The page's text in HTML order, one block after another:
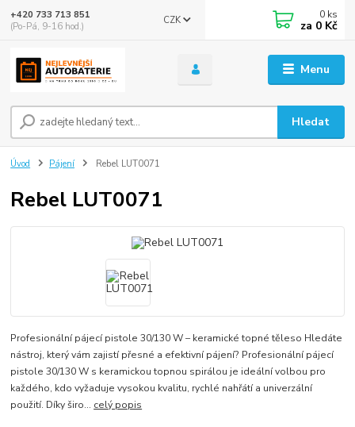
Menu
CZK
Hledat
+420 733 713 851
(Po-Pá, 9-16 hod.)
0 ks
za 0 Kč
Úvod Pájení Rebel LUT0071
Rebel LUT0071
Profesionální pájecí pistole 30/130 W – keramické topné těleso Hledáte
nástroj, který vám zajistí přesné a efektivní pájení? Profesionální pájecí
pistole 30/130 W s keramickou topnou spirálou je ideální volbou pro
každého, kdo vyžaduje vysokou kvalitu, rychlé nahřátí a univerzální
použití. Díky širo... celý popis